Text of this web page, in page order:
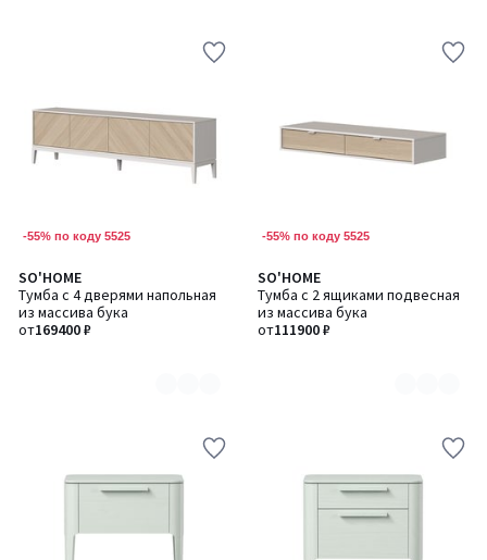
-55% по коду 5525
SO'HOME
Тумба с 4 дверями напольная
из массива бука
от169400 ₽
Количество
цветов:
2
-55% по коду 5525
SO'HOME
Тумба с 2 ящиками подвесная
из массива бука
от111900 ₽
Количество
цветов:
2